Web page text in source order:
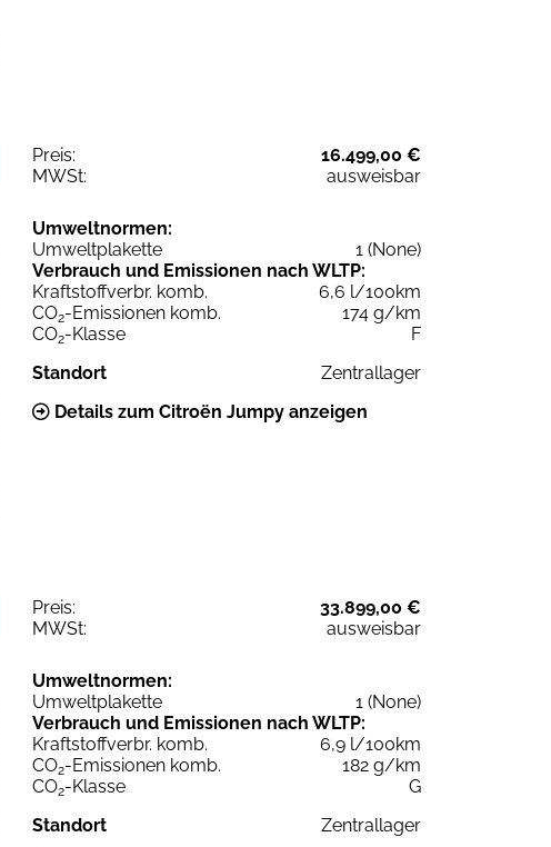
Preis:
16.499,00 €
MWSt:
ausweisbar
Umweltnormen:
Umweltplakette
1 (None)
Verbrauch und Emissionen nach WLTP:
Kraftstoffverbr. komb.
6,6 l/100km
CO2-Emissionen komb.
174 g/km
CO2-Klasse
F
Standort
Zentrallager
Details zum Citroën Jumpy anzeigen
Preis:
33.899,00 €
MWSt:
ausweisbar
Umweltnormen:
Umweltplakette
1 (None)
Verbrauch und Emissionen nach WLTP:
Kraftstoffverbr. komb.
6,9 l/100km
CO2-Emissionen komb.
182 g/km
CO2-Klasse
G
Standort
Zentrallager